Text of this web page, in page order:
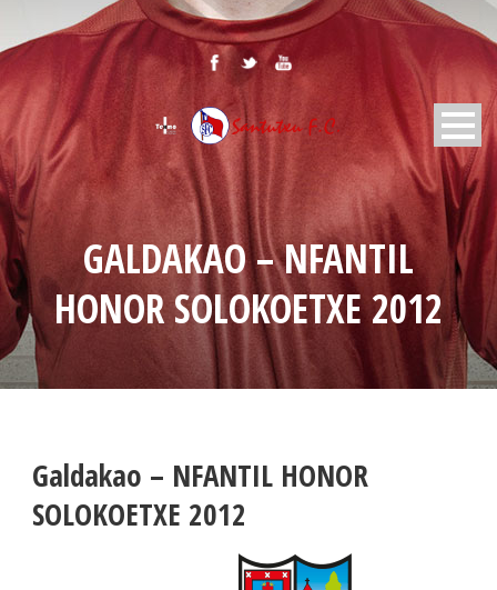
GALDAKAO – NFANTIL
HONOR SOLOKOETXE 2012
Galdakao – NFANTIL HONOR
SOLOKOETXE 2012